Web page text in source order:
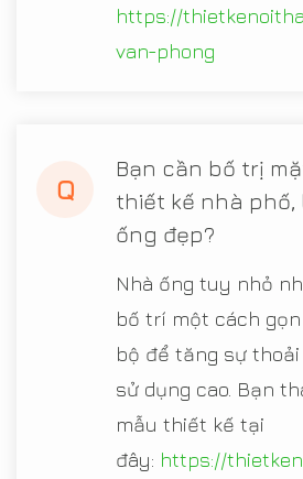
https://
van-phong
Q
Bạn cần bố trị
thiết kế nhà phố,
ống đẹp?
Nhà ống tuy nhỏ
bố trí một cách
bộ để tăng sự
sử dụng cao. Bạn
mẫu thiết kế tại
đây: https://